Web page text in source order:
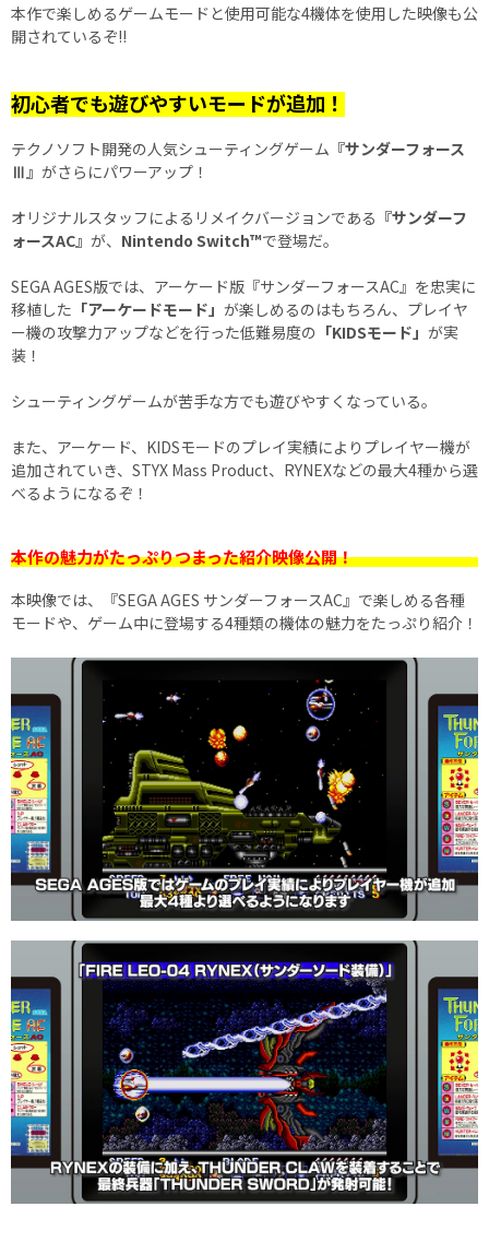
本作で楽しめるゲームモードと使用可能な4機体を使用した映像も公
開されているぞ!!
初心者でも遊びやすいモードが追加！
テクノソフト開発の人気シューティングゲーム 『サンダーフォース
Ⅲ』 がさらにパワーアップ！
オリジナルスタッフによるリメイクバージョンである 『サンダーフ
ォースAC』 が、 Nintendo Switch™で登場だ。
SEGA AGES版では、アーケード版『サンダーフォースAC』を忠実に
移植した 「アーケードモード」 が楽しめるのはもちろん、プレイヤ
ー機の攻撃力アップなどを行った低難易度の 「KIDSモード」 が実
装！
シューティングゲームが苦手な方でも遊びやすくなっている。
また、アーケード、KIDSモードのプレイ実績によりプレイヤー機が
追加されていき、STYX Mass Product、RYNEXなどの最大4種から選
べるようになるぞ！
本作の魅力がたっぷりつまった紹介映像公開！
本映像では、『SEGA AGES サンダーフォースAC』で楽しめる各種
モードや、ゲーム中に登場する4種類の機体の魅力をたっぷり紹介！